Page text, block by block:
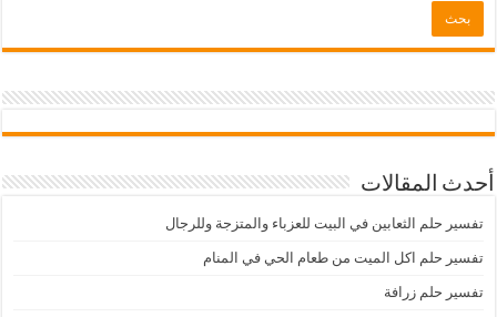
أحدث المقالات
تفسير حلم الثعابين في البيت للعزباء والمتزجة وللرجال
تفسير حلم اكل الميت من طعام الحي في المنام
تفسير حلم زرافة